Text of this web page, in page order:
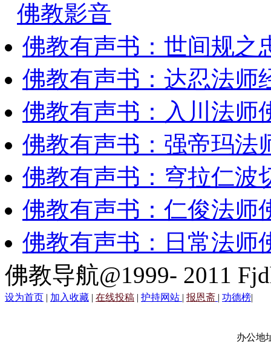
佛教影音
佛教有声书：世间规
佛教有声书：达忍法师
佛教有声书：入川法师
佛教有声书：强帝玛法
佛教有声书：穹拉仁波
佛教有声书：仁俊法师
佛教有声书：日常法师
佛教导航@1999- 2011
设为首页 | 加入收藏 | 在线投稿 | 护持网站 | 报恩斋 | 功德榜|
办公地